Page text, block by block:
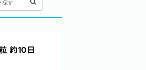
約10日